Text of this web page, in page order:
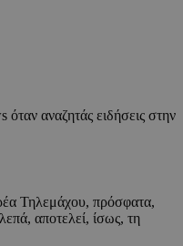
αναζητάς ειδήσεις στην
Τηλεμάχου, πρόσφατα,
αποτελεί, ίσως, τη